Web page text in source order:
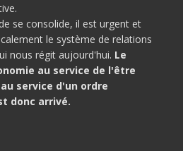
se consolide, il est urgent et
le système de relations
nous régit aujourd'hui. Le
au service de l'être
service d'un ordre
donc arrivé.